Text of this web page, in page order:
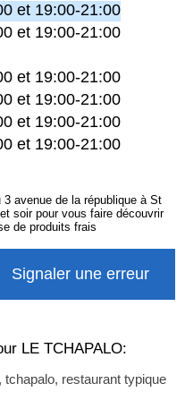
et 19:00-21:00
et 19:00-21:00
et 19:00-21:00
et 19:00-21:00
et 19:00-21:00
et 19:00-21:00
avenue de la république à St
soir pour vous faire découvrir
de produits frais
Signaler une erreur
LE TCHAPALO:
tchapalo, restaurant typique